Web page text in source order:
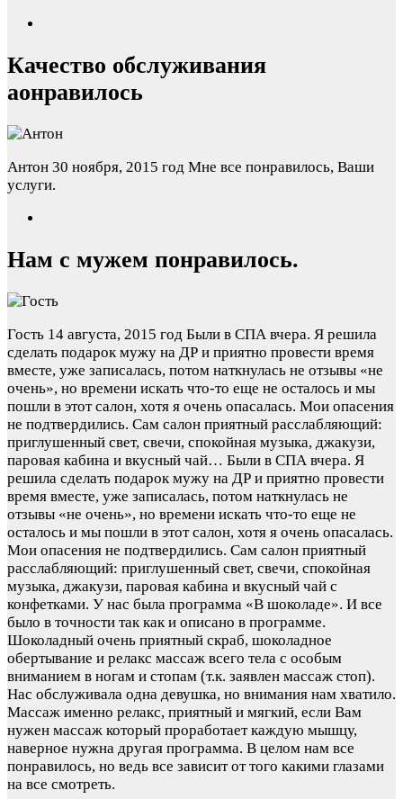
Качество обслуживания
аонравилось
Антон 30 ноября, 2015 год Мне все понравилось, Ваши
услуги.
Нам с мужем понравилось.
Гость 14 августа, 2015 год Были в СПА вчера. Я решила
сделать подарок мужу на ДР и приятно провести время
вместе, уже записалась, потом наткнулась не отзывы «не
очень», но времени искать что-то еще не осталось и мы
пошли в этот салон, хотя я очень опасалась. Мои опасения
не подтвердились. Сам салон приятный расслабляющий:
приглушенный свет, свечи, спокойная музыка, джакузи,
паровая кабина и вкусный чай… Были в СПА вчера. Я
решила сделать подарок мужу на ДР и приятно провести
время вместе, уже записалась, потом наткнулась не
отзывы «не очень», но времени искать что-то еще не
осталось и мы пошли в этот салон, хотя я очень опасалась.
Мои опасения не подтвердились. Сам салон приятный
расслабляющий: приглушенный свет, свечи, спокойная
музыка, джакузи, паровая кабина и вкусный чай с
конфетками. У нас была программа «В шоколаде». И все
было в точности так как и описано в программе.
Шоколадный очень приятный скраб, шоколадное
обертывание и релакс массаж всего тела с особым
вниманием в ногам и стопам (т.к. заявлен массаж стоп).
Нас обслуживала одна девушка, но внимания нам хватило.
Массаж именно релакс, приятный и мягкий, если Вам
нужен массаж который проработает каждую мышцу,
наверное нужна другая программа. В целом нам все
понравилось, но ведь все зависит от того какими глазами
на все смотреть.